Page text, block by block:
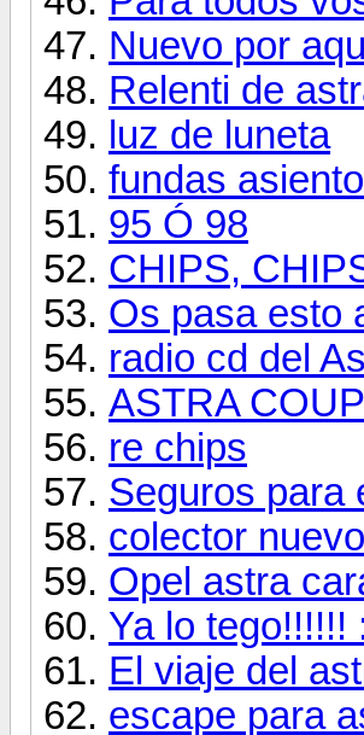
Nuevo por
Relenti de
luz de luneta
fundas
95 Ó 98
CHIPS,
Os pasa esto
radio cd del
ASTRA
re chips
Seguros para
colector nuevo
Opel astra
Ya lo tego!!!!!!
El viaje del
escape para